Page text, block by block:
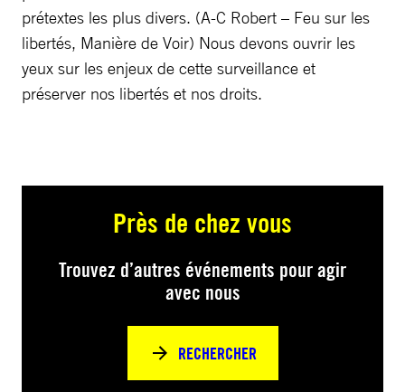
prétextes les plus divers. (A-C Robert – Feu sur les
libertés, Manière de Voir) Nous devons ouvrir les
yeux sur les enjeux de cette surveillance et
préserver nos libertés et nos droits.
Près de chez vous
Trouvez d’autres événements pour agir
avec nous
RECHERCHER